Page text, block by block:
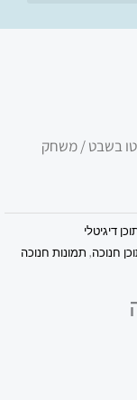
בשבט/ משחק
דיגיטלי
חנוכה, תמונות חנוכה